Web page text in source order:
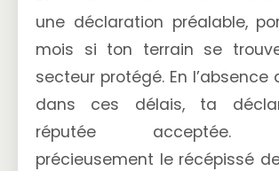
une déclaration préalable,
mois si ton terrain se
secteur protégé. En l’absence
dans ces délais, ta
réputée acceptée.
précieusement le récépissé